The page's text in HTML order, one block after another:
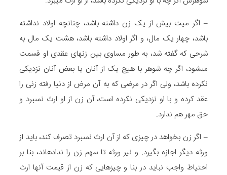
– اگر میت بیش از یک زن داشته باشد، چنانچه اولاد نداشته
باشد، چهار یک مال، و اگر اولاد داشته باشد، هشت یک مال به
شرحى که گفته شد، به طور مساوى بین زن‏هاى عقدى او قسمت
مى‏شود، اگر چه شوهر با هیچ یک از آنان یا بعض آنان نزدیکى
نکرده باشد، ولى اگر در مرضى که به آن مرض از دنیا رفته زنى را
عقد کرده و با او نزدیکى نکرده است، آن زن از او ارث نمى‏برد و
حق مهر هم ندارد.
– اگر زن بخواهد در چیزى که از آن ارث نمى‏برد تصرف کند، باید از
ورثه دیگر اجازه بگیرد. و نیر ورثه تا سهم زن را نداده‏اند، بنا بر
احتیاط واجب نباید در بنا و چیزهایى که زن از قیمت آنها ارث